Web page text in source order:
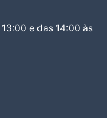
e das 14:00 às